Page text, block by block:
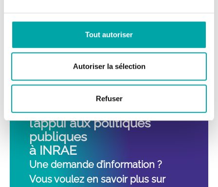
Tout autoriser
Autoriser la sélection
Refuser
consortium européen multidsciplinaire. Un
rapprochement autour d’un engagement
commun des différentes parties prenantes qui
devrait à la fois nourrir la recherche et
permettre de proposer des solutions
Vos interlocuteurs pour
l’appui aux politiques
publiques
à INRAE
Une demande d’information ?
Vous voulez en savoir plus sur